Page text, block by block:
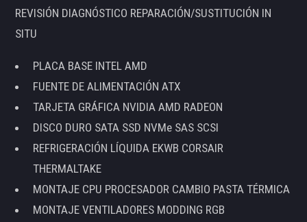
REVISIÓN DIAGNÓSTICO REPARACIÓN/SUSTITUCIÓN IN
SITU
PLACA BASE INTEL AMD
FUENTE DE ALIMENTACIÓN ATX
TARJETA GRÁFICA NVIDIA AMD RADEON
DISCO DURO SATA SSD NVMe SAS SCSI
REFRIGERACIÓN LÍQUIDA EKWB CORSAIR
THERMALTAKE
MONTAJE CPU PROCESADOR CAMBIO PASTA TÉRMICA
MONTAJE VENTILADORES MODDING RGB